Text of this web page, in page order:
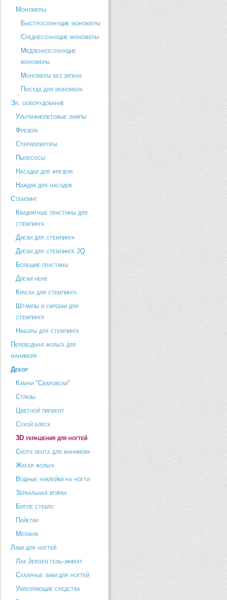
Мономеры
Быстросохнущие мономеры
Среднесохнущие мономеры
Медленносохнущие
мономеры
Мономеры без запаха
Посуда для мономера
Эл. ооборудование
Ультрафиолетовые лампы
Фрезера
Стерилизаторы
Пылесосы
Насадки для фрезера
Наждак для насадок
Стемпинг
Квадратные пластины для
стемпинга
Диски для стемпинга
Диски для стемпинга JQ
Большие пластины
Диски hehe
Краска для стемпинга
Штампы и скребки для
стемпинга
Наборы для стемпинга
Переводная фольга для
маникюра
Декор
Камни "Сваровски"
Стразы
Цветной пигмент
Сухой блеск
3D украшения для ногтей
Скотч лента для маникюра
Жатая фольга
Водные наклейки на ногти
Зеркальная втирка
Битое стекло
Пайетки
Меланж
Лаки для ногтей
Лак Jerden гель-эффект
Сахарные лаки для ногтей
Укрепляющие средства